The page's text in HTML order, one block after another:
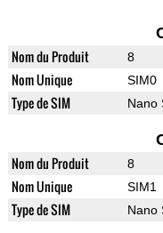
Nom du Produit 8
Nom Unique SIM0
Type de SIM Nano
Nom du Produit 8
Nom Unique SIM1
Type de SIM Nano